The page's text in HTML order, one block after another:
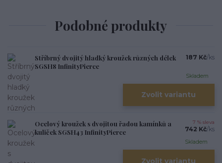
Podobné produkty
Stříbrný dvojitý hladký kroužek různých délek
SGSH8 InfinityPierce
187 Kč/ks
Skladem
Zvolit variantu
Ocelový kroužek s dvojitou řadou kamínků a
kuliček SGSH43 InfinityPierce
7 % sleva
742 Kč/ks
Skladem
Zvolit variantu